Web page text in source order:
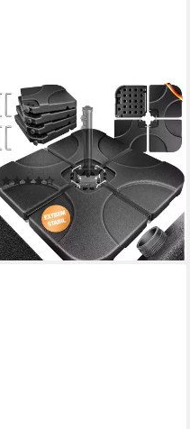
KESSER
Kunststoffschirmständer,
Sonnenschirmständer 4-teilig
Schirmgewicht Schirmständer
(29)
59,80 €
lieferbar - in 4-5 Werktagen bei dir